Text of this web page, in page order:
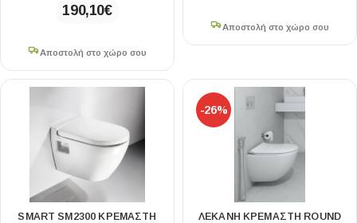
190,10€
Αποστολή στο χώρο σου
Αποστολή στο χώρο σου
SMART SM2300 ΚΡΕΜΑΣΤΗ
-26%
ΛΕΚΑΝΗ ΚΡΕΜΑΣΤΗ ROUND